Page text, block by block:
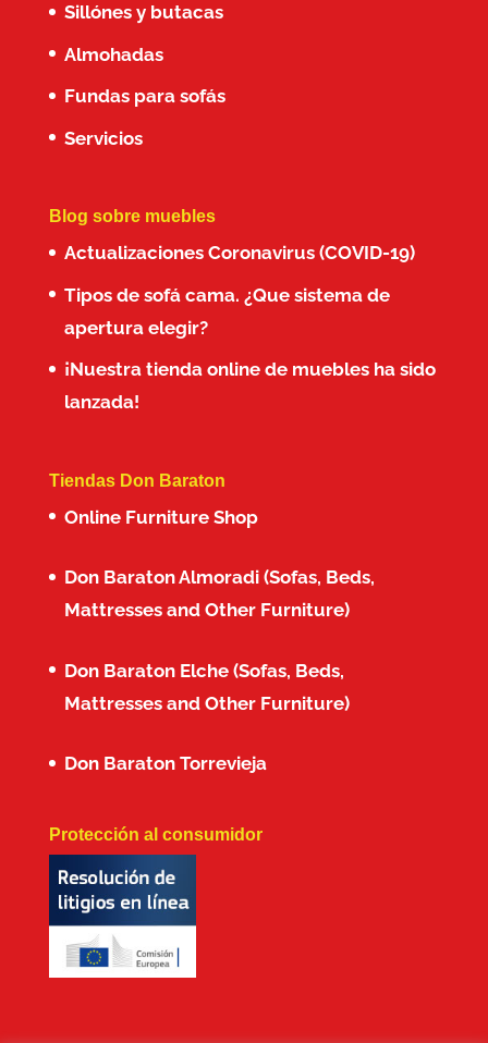
Sillónes y butacas
Almohadas
Fundas para sofás
Servicios
Blog sobre muebles
Actualizaciones Coronavirus (COVID-19)
Tipos de sofá cama. ¿Que sistema de
apertura elegir?
¡Nuestra tienda online de muebles ha sido
lanzada!
Tiendas Don Baraton
Online Furniture Shop
Don Baraton Almoradi (Sofas, Beds,
Mattresses and Other Furniture)
Don Baraton Elche (Sofas, Beds,
Mattresses and Other Furniture)
Don Baraton Torrevieja
Protección al consumidor